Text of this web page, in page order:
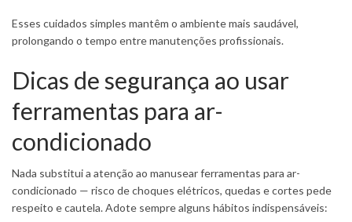
Esses cuidados simples mantêm o ambiente mais saudável,
prolongando o tempo entre manutenções profissionais.
Dicas de segurança ao usar
ferramentas para ar-
condicionado
Nada substitui a atenção ao manusear ferramentas para ar-
condicionado — risco de choques elétricos, quedas e cortes pede
respeito e cautela. Adote sempre alguns hábitos indispensáveis: